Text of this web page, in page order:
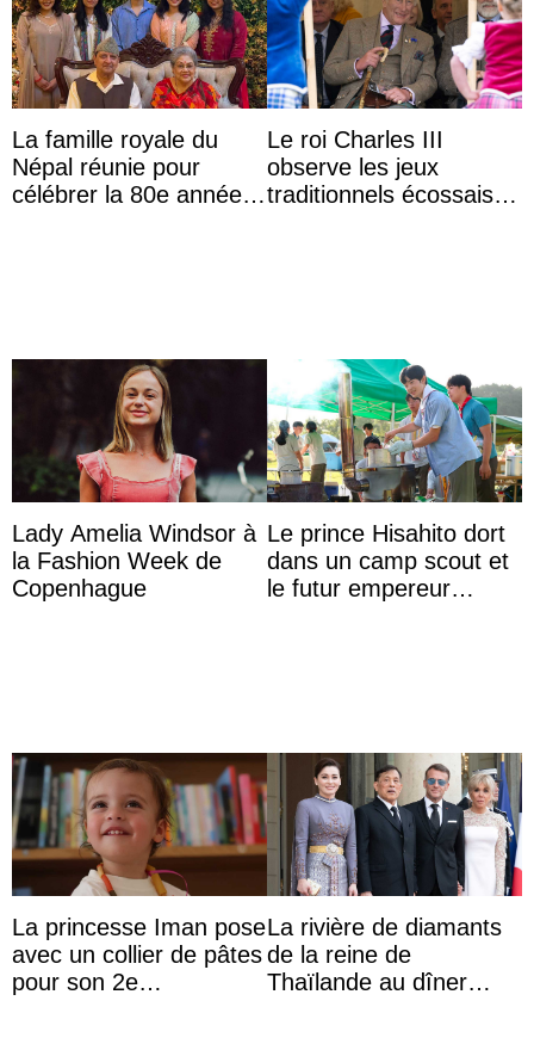
La famille royale du
Népal réunie pour
célébrer la 80e année
Le roi Charles III
observe les jeux
traditionnels écossais
Lady Amelia Windsor à
la Fashion Week de
Copenhague
Le prince Hisahito dort
dans un camp scout et
le futur empereur
La princesse Iman pose
avec un collier de pâtes
pour son 2e
La rivière de diamants
de la reine de
Thaïlande au dîner